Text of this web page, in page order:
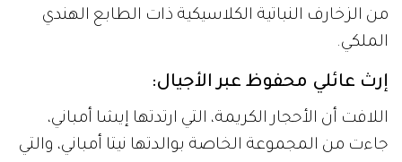
من الزخارف النباتية الكلاسيكية ذات الطابع الهندي
الملكي.
إرث عائلي محفوظ عبر الأجيال:
اللافت أن الأحجار الكريمة، التي ارتدتها إيشا أمباني،
جاءت من المجموعة الخاصة بوالدتها نيتا أمباني، والتي